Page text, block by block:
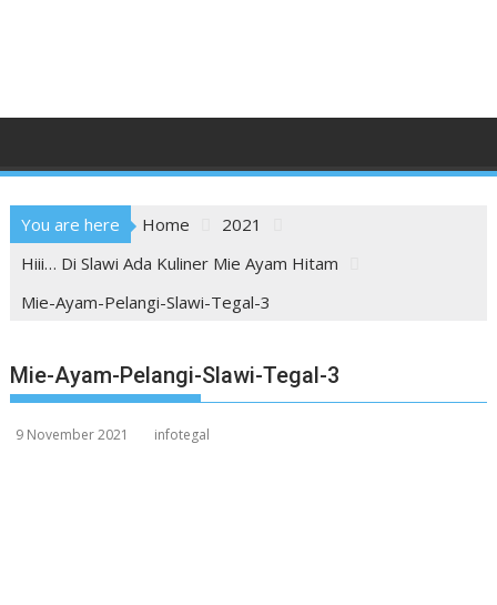
You are here Home
2021
Hiii… Di Slawi Ada Kuliner Mie Ayam Hitam
Mie-Ayam-Pelangi-Slawi-Tegal-3
Mie-Ayam-Pelangi-Slawi-Tegal-3
9 November 2021 infotegal